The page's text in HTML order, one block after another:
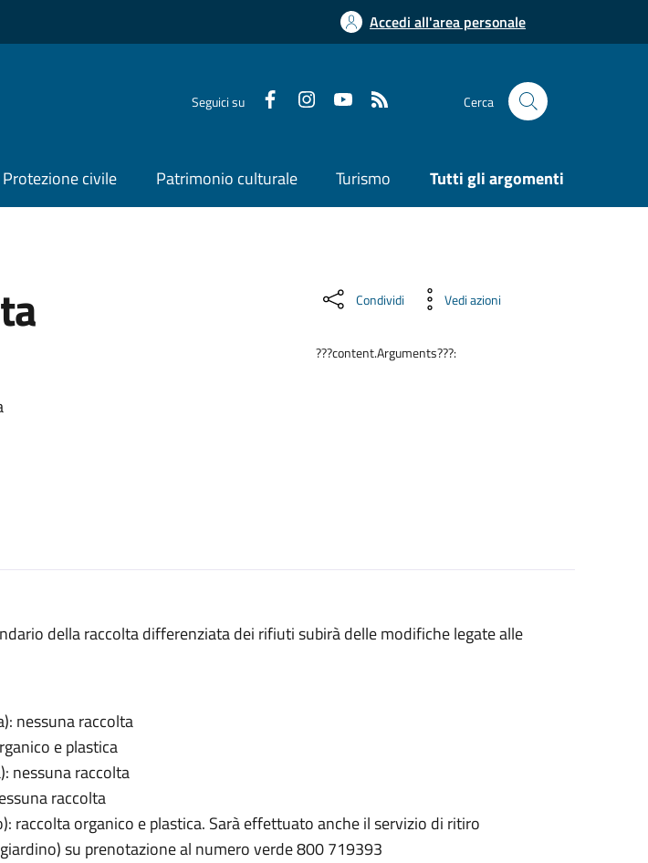
Accedi all'area personale
Seguici su Cerca
Protezione civile Patrimonio culturale Turismo Tutti gli argomenti
Condividi Vedi azioni
???content.Arguments???:
della raccolta differenziata dei rifiuti subirà delle modifiche legate alle
nessuna raccolta
e plastica
nessuna raccolta
raccolta
raccolta organico e plastica. Sarà effettuato anche il servizio di ritiro
su prenotazione al numero verde 800 719393